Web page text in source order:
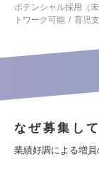
ポテンシャル採用（未
トワーク可能
育児
なぜ募集し
業績好調による増員